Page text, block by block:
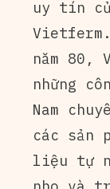
uy tín
năm 80,
những
Nam
các sản
liệu tự